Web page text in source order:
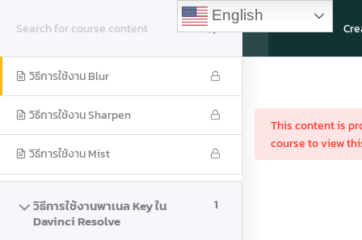
VDOPIC.com
Main
Menu
Home Courses Course Online
Davinci Resolve
3
วิธีการใช้งาน Blur
วิธีการใช้งาน Sharpen
วิธีการใช้งาน Mist
วิธีการใช้งานพาเนล Key ใน
Davinci Resolve
1
This content is
course to view
Copyright © 2026VDOPIC.com
| Powered by BIZBUDDY1.com
HOME
TERMS OF SERVICE MONEY TRANSFER
English